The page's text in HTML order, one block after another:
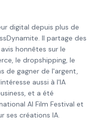
digital depuis plus de
Il partage des
honnêtes sur le
le dropshipping, le
de gagner de l'argent,
aussi à l'IA
et a été
AI Film Festival et
ses créations IA.